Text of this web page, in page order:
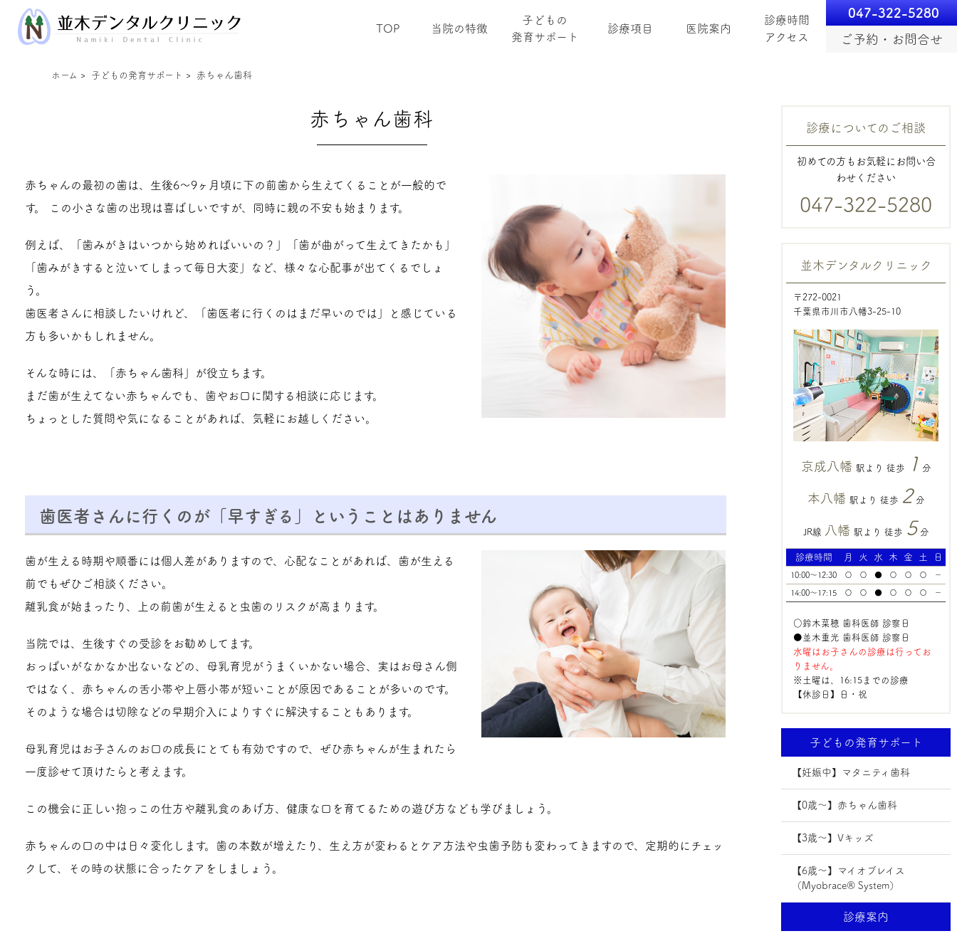
TOP 当院の特徴
子どもの
発育サポート
診療項目 医院案内
診療時間
アクセス
047-322-5280
ご予約・お問合せ
ホーム > 子どもの発育サポート > 赤ちゃん歯科
赤ちゃん歯科
赤ちゃんの最初の歯は、生後6～9ヶ月頃に下の前歯から生えてくることが一般的で
す。 この小さな歯の出現は喜ばしいですが、同時に親の不安も始まります。
例えば、「歯みがきはいつから始めればいいの？」「歯が曲がって生えてきたかも」
「歯みがきすると泣いてしまって毎日大変」など、様々な心配事が出てくるでしょ
う。
歯医者さんに相談したいけれど、「歯医者に行くのはまだ早いのでは」と感じている
方も多いかもしれません。
そんな時には、「赤ちゃん歯科」が役立ちます。
まだ歯が生えてない赤ちゃんでも、歯やお口に関する相談に応じます。
ちょっとした質問や気になることがあれば、気軽にお越しください。
歯医者さんに行くのが「早すぎる」ということはありません
歯が生える時期や順番には個人差がありますので、心配なことがあれば、歯が生える
前でもぜひご相談ください。
離乳食が始まったり、上の前歯が生えると虫歯のリスクが高まります。
当院では、生後すぐの受診をお勧めしてます。
おっぱいがなかなか出ないなどの、母乳育児がうまくいかない場合、実はお母さん側
ではなく、赤ちゃんの舌小帯や上唇小帯が短いことが原因であることが多いのです。
そのような場合は切除などの早期介入によりすぐに解決することもあります。
母乳育児はお子さんのお口の成長にとても有効ですので、ぜひ赤ちゃんが生まれたら
一度診せて頂けたらと考えます。
この機会に正しい抱っこの仕方や離乳食のあげ方、健康な口を育てるための遊び方なども学びましょう。
赤ちゃんの口の中は日々変化します。歯の本数が増えたり、生え方が変わるとケア方法や虫歯予防も変わってきますので、定期的にチェッ
クして、その時の状態に合ったケアをしましょう。
診療についてのご相談
初めての方もお気軽にお問い合
わせください
047-322-5280
並木デンタルクリニック
〒272-0021
千葉県市川市八幡3-25-10
京成八幡 駅より 徒歩 1 分
本八幡 駅より 徒歩 2 分
JR線 八幡 駅より 徒歩 5分
診療時間 月 火 水 木 金 土 日
10:00～12:30 〇 〇 ● 〇 〇 〇 －
14:00～17:15 〇 〇 ● 〇 〇 〇 －
○鈴木菜穂 歯科医師 診察日
●並木重光 歯科医師 診察日
水曜はお子さんの診療は行ってお
りません。
※土曜は、16:15までの診療
【休診日】日・祝
子どもの発育サポート
【妊娠中】マタニティ歯科
【0歳～】赤ちゃん歯科
【3歳～】Vキッズ
【6歳～】マイオブレイス
（Myobrace® System）
診療案内